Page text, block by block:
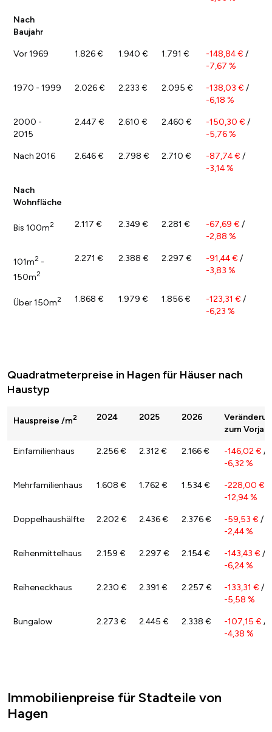
Nach
Baujahr
Vor 1969 1.826 € 1.940 € 1.791 € -148,84 € /
-7,67 %
1970 - 1999 2.026 € 2.233 € 2.095 € -138,03 € /
-6,18 %
2000 -
2015
2.447 € 2.610 € 2.460 € -150,30 € /
-5,76 %
Nach 2016 2.646 € 2.798 € 2.710 € -87,74 € /
-3,14 %
Nach
Wohnfläche
Bis 100m2 2.117 € 2.349 € 2.281 € -67,69 € /
-2,88 %
101m2 -
150m2
2.271 € 2.388 € 2.297 € -91,44 € /
-3,83 %
Über 150m2 1.868 € 1.979 € 1.856 € -123,31 € /
-6,23 %
Quadratmeterpreise in Hagen für Häuser nach
Haustyp
Hauspreise /m2 2024 2025 2026
zum Vorjahr
Einfamilienhaus 2.256 € 2.312 € 2.166 € -146,02 € /
-6,32 %
Mehrfamilienhaus 1.608 € 1.762 € 1.534 € -228,00 €
-12,94 %
Doppelhaushälfte 2.202 € 2.436 € 2.376 € -59,53 € /
-2,44 %
Reihenmittelhaus 2.159 € 2.297 € 2.154 € -143,43 € /
-6,24 %
Reiheneckhaus 2.230 € 2.391 € 2.257 € -133,31 € /
-5,58 %
Bungalow 2.273 € 2.445 € 2.338 € -107,15 € /
-4,38 %
Immobilienpreise für Stadteile von
Hagen